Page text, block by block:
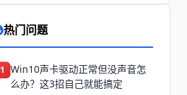
热门问题
1 Win10声卡驱动正常但没声音怎
么办？这3招自己就能搞定